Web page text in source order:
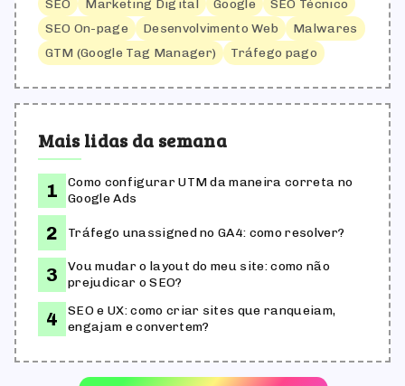
SEO Marketing Digital Google
SEO Técnico
SEO On-page
Desenvolvimento Web
Malwares
GTM (Google Tag Manager)
Tráfego pago
Mais lidas da semana
Como configurar UTM da maneira correta no
Google Ads
Tráfego unassigned no GA4: como resolver?
Vou mudar o layout do meu site: como não
prejudicar o SEO?
SEO e UX: como criar sites que ranqueiam,
engajam e convertem?